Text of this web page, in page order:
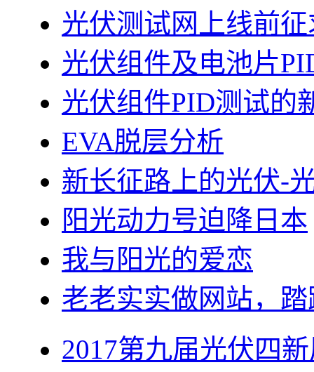
光伏测试网上线前
光伏组件及电池片
光伏组件PID测试的
EVA脱层分析
新长征路上的光伏-
阳光动力号迫降日本
我与阳光的爱恋
老老实实做网站，
2017第九届光伏四